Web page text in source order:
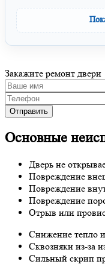
Закажите ремонт двери
Основные
Дверь не
Повреждение
Повреждение
Повреждение
Отрыв или
Снижение тепло
Сквозняки из-за
Сильный скрип